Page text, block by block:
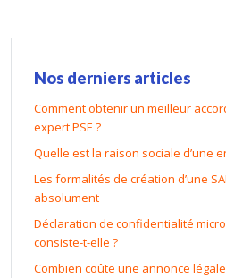
Nos derniers articles
Comment obtenir un meilleur
expert PSE ?
Quelle est la raison sociale d’une
Les formalités de création d’une
absolument
Déclaration de confidentialité
consiste-t-elle ?
Combien coûte une annonce